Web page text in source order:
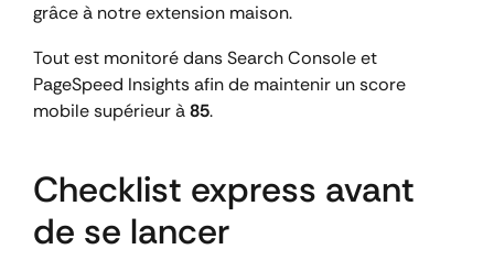
grâce à notre extension maison.
Tout est monitoré dans Search Console et
PageSpeed Insights afin de maintenir un score
mobile supérieur à85.
Checklist express avant
de se lancer